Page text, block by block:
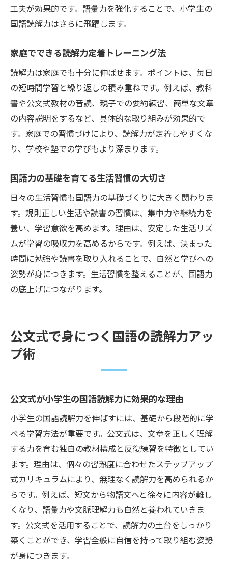
工夫が効果的です。語彙力を強化することで、小学生の
国語読解力はさらに飛躍します。
家庭でできる読解力定着トレーニング法
読解力は家庭でも十分に伸ばせます。ポイントは、毎日
の短時間学習と繰り返しの積み重ねです。例えば、教科
書や公文式教材の音読、親子での要約練習、簡単な文章
の内容説明をするなど、具体的な取り組みが効果的で
す。家庭での習慣づけにより、読解力が定着しやすくな
り、学校や塾での学びもより深まります。
国語力の基礎を育てる生活習慣の大切さ
日々の生活習慣も国語力の基礎づくりに大きく関わりま
す。規則正しい生活や読書の習慣は、集中力や継続力を
養い、学習意欲を高めます。理由は、安定した生活リズ
ムが学習の吸収力を高めるからです。例えば、決まった
時間に勉強や読書を取り入れることで、自然と学びへの
姿勢が身につきます。生活習慣を整えることが、国語力
の底上げにつながります。
公文式で身につく国語の読解力アッ
プ術
公文式が小学生の国語読解力に効果的な理由
小学生の国語読解力を伸ばすには、基礎から段階的に学
べる学習方法が重要です。公文式は、文章を正しく理解
する力を育む独自の教材構成と反復練習を特徴としてい
ます。理由は、個々の習熟度に合わせたステップアップ
式カリキュラムにより、無理なく読解力を高められるか
らです。例えば、短文から物語文へと徐々に内容が難し
くなり、語彙力や文脈理解力も自然と養われていきま
す。公文式を活用することで、読解力の土台をしっかり
築くことができ、学習全般に自信を持って取り組む姿勢
が身につきます。